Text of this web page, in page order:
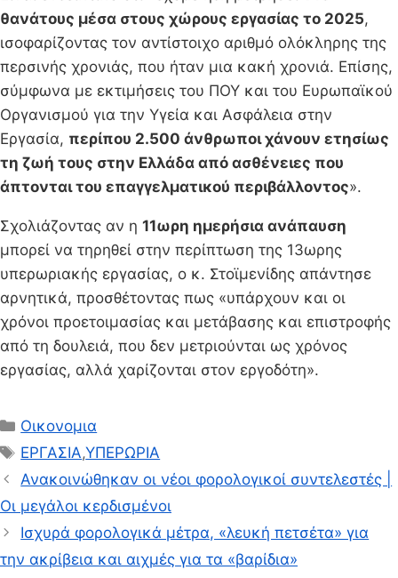
θανάτους μέσα στους χώρους εργασίας το 2025,
ισοφαρίζοντας τον αντίστοιχο αριθμό ολόκληρης της
περσινής χρονιάς, που ήταν μια κακή χρονιά. Επίσης,
σύμφωνα με εκτιμήσεις του ΠΟΥ και του Ευρωπαϊκού
Οργανισμού για την Υγεία και Ασφάλεια στην
Εργασία, περίπου 2.500 άνθρωποι χάνουν ετησίως
τη ζωή τους στην Ελλάδα από ασθένειες που
άπτονται του επαγγελματικού περιβάλλοντος».
Σχολιάζοντας αν η 11ωρη ημερήσια ανάπαυση
μπορεί να τηρηθεί στην περίπτωση της 13ωρης
υπερωριακής εργασίας, ο κ. Στοϊμενίδης απάντησε
αρνητικά, προσθέτοντας πως «υπάρχουν και οι
χρόνοι προετοιμασίας και μετάβασης και επιστροφής
από τη δουλειά, που δεν μετριούνται ως χρόνος
εργασίας, αλλά χαρίζονται στον εργοδότη».
Κατηγορίες
Οικονομια
Ετικέτες
ΕΡΓΑΣΙΑ,ΥΠΕΡΩΡΙΑ
Ανακοινώθηκαν οι νέοι φορολογικοί συντελεστές |
Οι μεγάλοι κερδισμένοι
Ισχυρά φορολογικά μέτρα, «λευκή πετσέτα» για
την ακρίβεια και αιχμές για τα «βαρίδια»